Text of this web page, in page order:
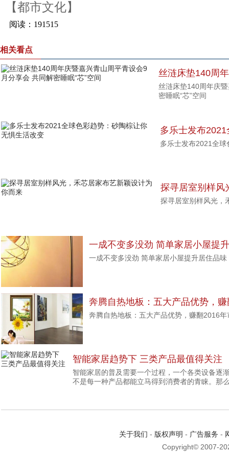
【都市文化】
相关看点
丝涟床垫140周
分享会 共同解密
丝涟床垫140周年庆
密睡眠“芯”空间
多乐士发布
惧生活改变
多乐士发布2021全
探寻居室别样风
你而来
探寻居室别样风光，
一成不变多没劲 简单家居小屋提
一成不变多没劲 简单家居小屋提升居住品味
奔腾自热地板：五大产品优势，
奔腾自热地板：五大产品优势，赚翻2016年
智能家居趋势下 三类产品最值得关注
智能家居的普及需要一个过程，一个各类设备逐
不是每一种产品都能立马得到消费者的青睐。那
关于我们 - 版权声明 - 广告服务 -
Copyright© 2007-